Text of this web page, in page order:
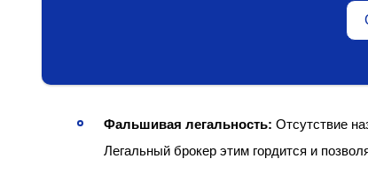
Фальшивая легальность: Отсутствие
Легальный брокер этим гордится и